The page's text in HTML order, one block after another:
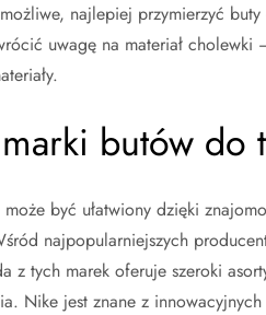
najlepiej przymierzyć
uwagę na materiał
butów do
być ułatwiony dzięki
najpopularniejszych
z tych marek oferuje szeroki
Nike jest znane z